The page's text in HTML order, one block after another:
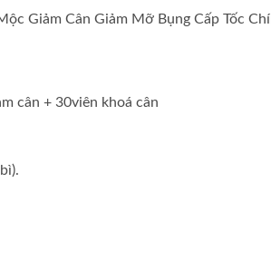
Giảm Cân Giảm Mỡ Bụng Cấp Tốc
cân + 30viên khoá cân